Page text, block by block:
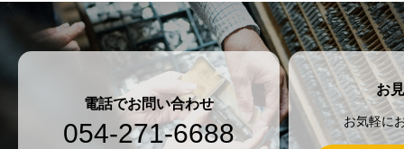
電話でお問い合わせ
054-271-6688
お
お気軽に